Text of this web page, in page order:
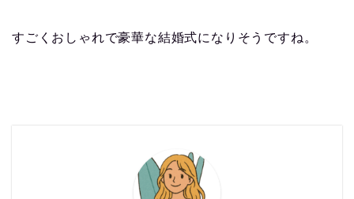
すごくおしゃれで豪華な結婚式になりそうですね。